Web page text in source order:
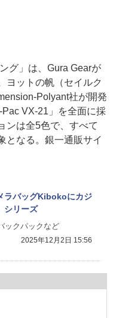
グ」は、Gura Gearが
ヨットの帆（セイルク
Polyant社が開発
VX-21」を全面に採
ンは全5色で、すべて
となる。銀一通販サイ
ラバッグKibokoにカジ
シリーズ
ックパックなど
2025年12月2日 15:56